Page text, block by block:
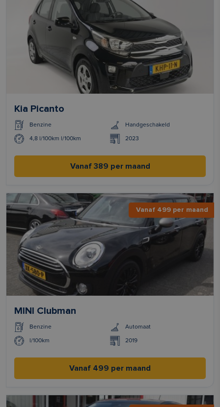
Kia Picanto
Benzine Handgeschakeld
4,8 l/100km l/100km 2023
Vanaf 389 per maand
Vanaf 499 per maand
MINI Clubman
Benzine Automaat
l/100km 2019
Vanaf 499 per maand